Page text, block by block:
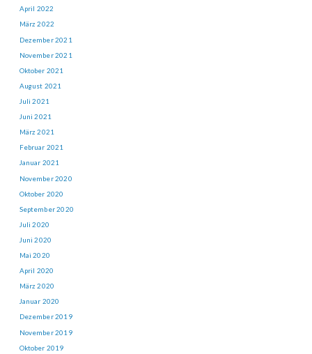
April 2022
März 2022
Dezember 2021
November 2021
Oktober 2021
August 2021
Juli 2021
Juni 2021
März 2021
Februar 2021
Januar 2021
November 2020
Oktober 2020
September 2020
Juli 2020
Juni 2020
Mai 2020
April 2020
März 2020
Januar 2020
Dezember 2019
November 2019
Oktober 2019